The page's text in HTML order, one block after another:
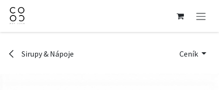
Přejít na obsah
Sirupy & Nápoje Ceník